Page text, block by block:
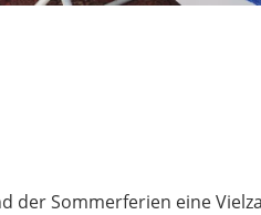
der Sommerferien eine